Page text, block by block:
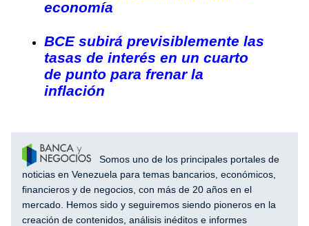
economía
BCE subirá previsiblemente las
tasas de interés en un cuarto
de punto para frenar la
inflación
Somos uno de los principales portales de
noticias en Venezuela para temas bancarios, económicos,
financieros y de negocios, con más de 20 años en el
mercado. Hemos sido y seguiremos siendo pioneros en la
creación de contenidos, análisis inéditos e informes